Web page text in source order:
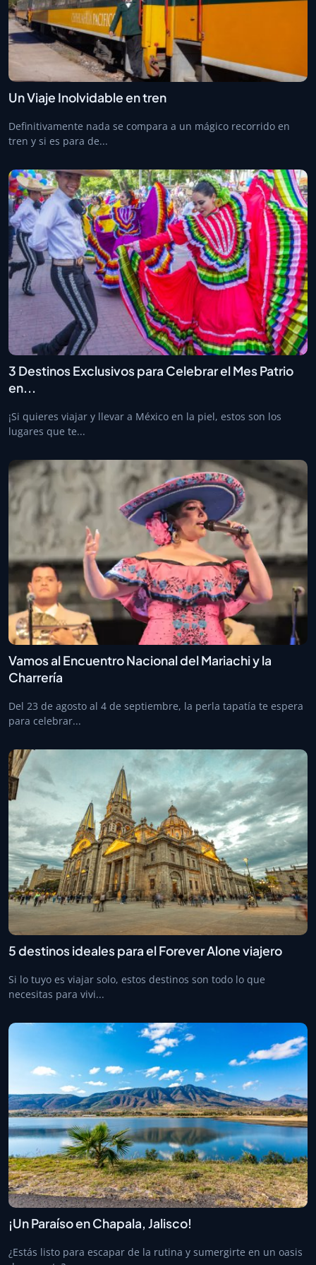
Un Viaje Inolvidable en tren
Definitivamente nada se compara a un mágico recorrido en
tren y si es para de...
3 Destinos Exclusivos para Celebrar el Mes Patrio
en...
¡Si quieres viajar y llevar a México en la piel, estos son los
lugares que te...
Vamos al Encuentro Nacional del Mariachi y la
Charrería
Del 23 de agosto al 4 de septiembre, la perla tapatía te espera
para celebrar...
5 destinos ideales para el Forever Alone viajero
Si lo tuyo es viajar solo, estos destinos son todo lo que
necesitas para vivi...
¡Un Paraíso en Chapala, Jalisco!
¿Estás listo para escapar de la rutina y sumergirte en un oasis